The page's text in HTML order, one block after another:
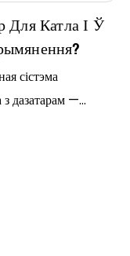
Для Катла І Ў
сістэма
з дазатарам —